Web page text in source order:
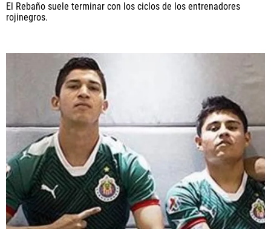
El Rebaño suele terminar con los ciclos de los entrenadores
rojinegros.